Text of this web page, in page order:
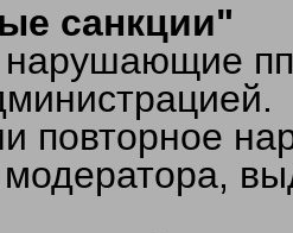
санкции"
повторное